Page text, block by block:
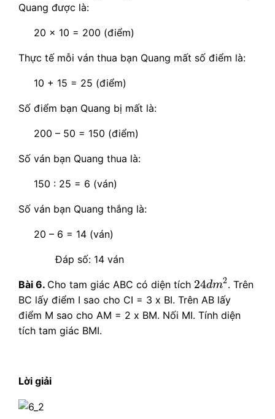
Quang được là:
20 x 10 = 200 (điểm)
Thực tế mỗi ván thua bạn Quang mất số điểm là:
10 + 15 = 25 (điểm)
Số điểm bạn Quang bị mất là:
200 – 50 = 150 (điểm)
Số ván bạn Quang thua là:
150 : 25 = 6 (ván)
Số ván bạn Quang thắng là:
20 – 6 = 14 (ván)
Đáp số: 14 ván
Bài 6. Cho tam giác ABC có diện tích 24dm2
24 d m 2
. Trên
BC lấy điểm I sao cho CI = 3 x BI. Trên AB lấy
điểm M sao cho AM = 2 x BM. Nối MI. Tính diện
tích tam giác BMI.
Lời giải